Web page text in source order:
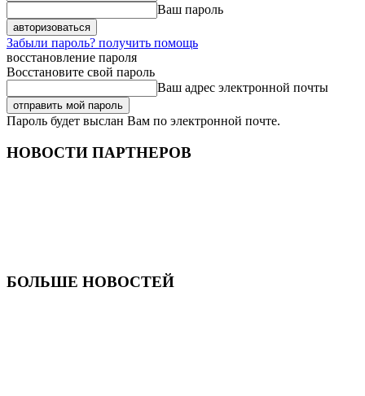
Ваш пароль
Забыли пароль? получить помощь
восстановление пароля
Восстановите свой пароль
Ваш адрес электронной почты
Пароль будет выслан Вам по электронной почте.
НОВОСТИ ПАРТНЕРОВ
БОЛЬШЕ НОВОСТЕЙ